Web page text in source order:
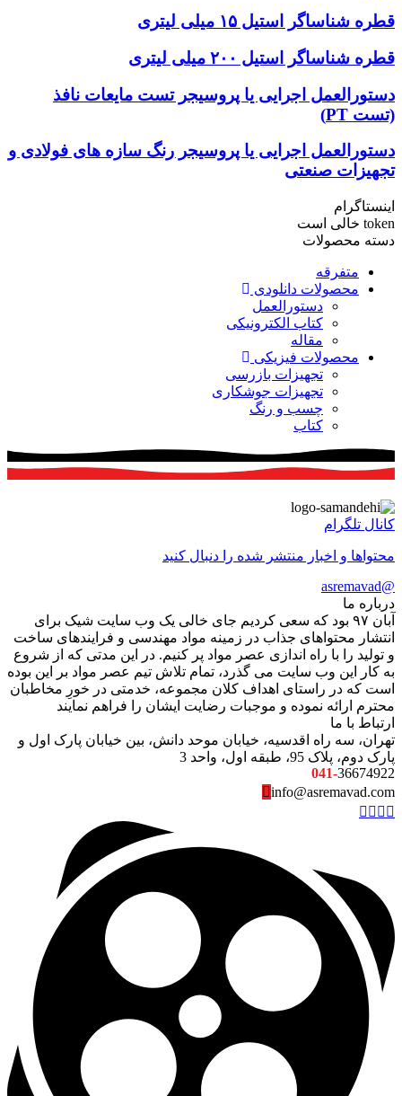
قطره شناساگر استیل ۱۵ میلی لیتری
قطره شناساگر استیل ۲۰۰ میلی لیتری
دستورالعمل اجرایی یا پروسیجر تست مایعات نافذ
(تست PT)
دستورالعمل اجرایی یا پروسیجر رنگ سازه های فولادی و
تجهیزات صنعتی
اینستاگرام
token خالی است
دسته محصولات
متفرقه
محصولات دانلودی
دستورالعمل
کتاب الکترونیکی
مقاله
محصولات فیزیکی
تجهیزات بازرسی
تجهیزات جوشکاری
چسب و رنگ
کتاب
کانال تلگرام
محتواها و اخبار منتشر شده را دنبال کنید
@asremavad
درباره ما
آبان ۹۷ بود که سعی کردیم جای خالی یک وب سایت شیک برای
انتشار محتواهای جذاب در زمینه مواد مهندسی و فرایندهای ساخت
و تولید را با راه اندازی عصر مواد پر کنیم. در این مدتی که از شروع
به کار این وب سایت می گذرد، تمام تلاش تیم عصر مواد بر این بوده
است که در راستای اهداف کلان مجموعه، خدمتی در خورِ مخاطبان
محترم ارائه نموده و موجبات رضایت ایشان را فراهم نمایند
ارتباط با ما
تهران، سه راه اقدسیه، خیابان موحد دانش، بین خیابان پارک اول و
پارک دوم، پلاک 95، طبقه اول، واحد 3
041-36674922
info@asremavad.com